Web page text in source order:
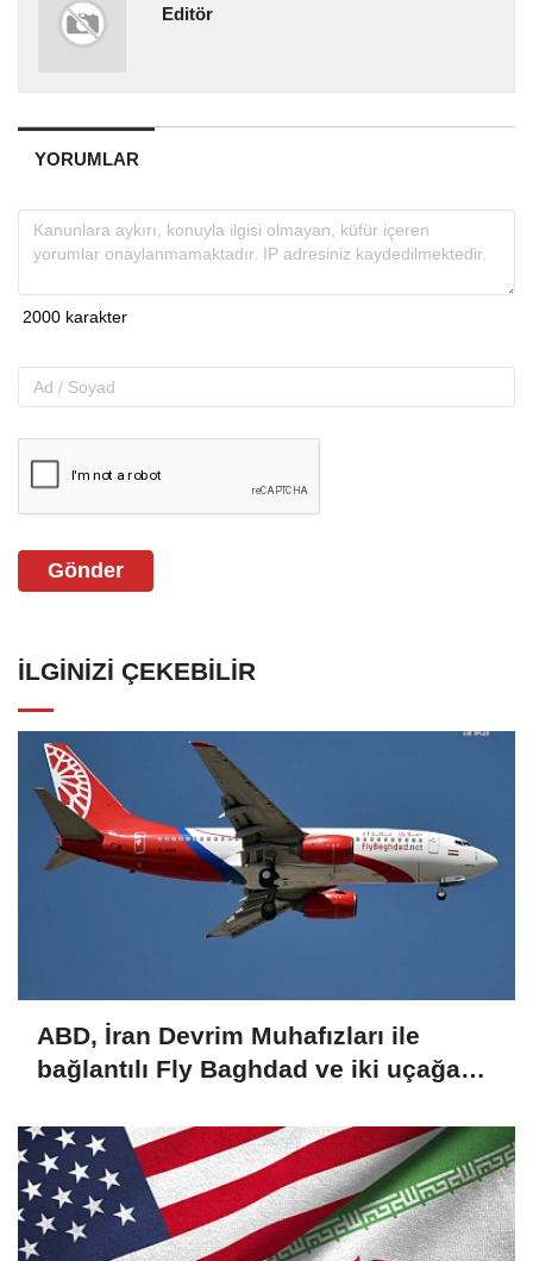
Editör
YORUMLAR
Gönder
İLGINIZI ÇEKEBILIR
ABD, İran Devrim Muhafızları ile
bağlantılı Fly Baghdad ve iki uçağa